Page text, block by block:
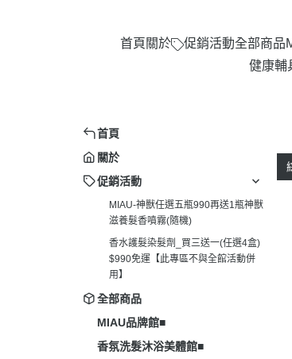
首頁 關於 促銷活動全部商品
健康輔
首頁
關於
促銷活動
MIAU-神獸任選五瓶990再送1瓶神獸
滋養髮香噴霧(隨機)
香水護髮染髮劑_買三送一(任選4盒)
$990免運【此專區不與全館活動併
用】
全部商品
MIAU品牌館■
香氛洗髮沐浴美體館■